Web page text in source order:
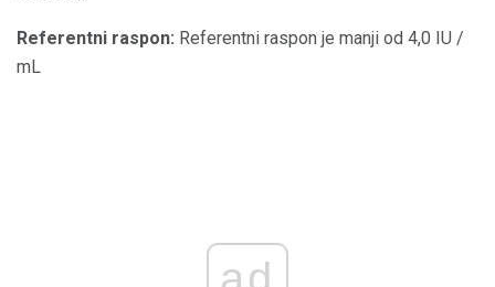
Referentni raspon: Referentni raspon je manji od 4,0 IU /
mL